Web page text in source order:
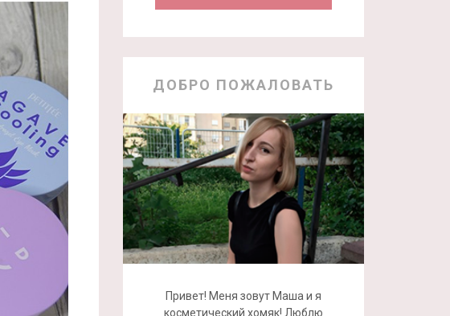
ДОБРО ПОЖАЛОВАТЬ
Привет! Меня зовут Маша и я
косметический хомяк! Люблю